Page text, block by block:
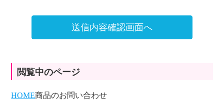
送信内容確認画面へ
閲覧中のページ
HOME商品のお問い合わせ